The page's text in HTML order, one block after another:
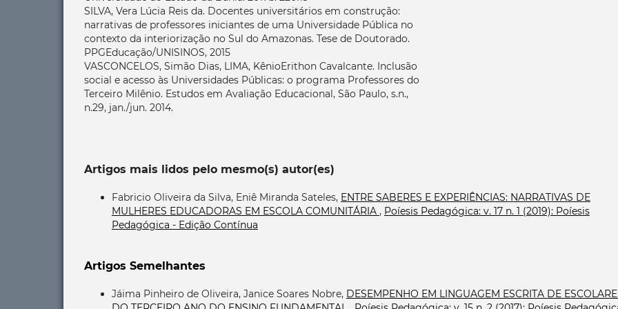
SILVA, Vera Lúcia Reis da. Docentes universitários em construção:
narrativas de professores iniciantes de uma Universidade Pública no
contexto da interiorização no Sul do Amazonas. Tese de Doutorado.
PPGEducação/UNISINOS, 2015
VASCONCELOS, Simão Dias, LIMA, KênioErithon Cavalcante. Inclusão
social e acesso às Universidades Públicas: o programa Professores do
Terceiro Milênio. Estudos em Avaliação Educacional, São Paulo, s.n.,
n.29, jan./jun. 2014.
Artigos mais lidos pelo mesmo(s) autor(es)
Fabricio Oliveira da Silva, Eniê Miranda Sateles, ENTRE SABERES E EXPERIÊNCIAS: NARRATIVAS DE
MULHERES EDUCADORAS EM ESCOLA COMUNITÁRIA , Poíesis Pedagógica: v. 17 n. 1 (2019): Poíesis
Pedagógica - Edição Contínua
Artigos Semelhantes
Jáima Pinheiro de Oliveira, Janice Soares Nobre, DESEMPENHO EM LINGUAGEM ESCRITA DE